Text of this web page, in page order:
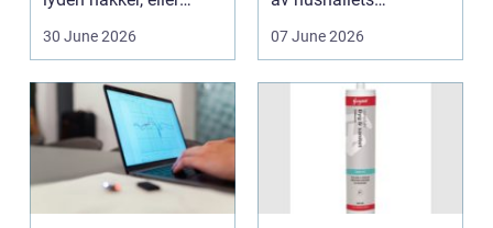
batteriet løber ...
30 June 2026
viktigaste ekonom...
07 June 2026